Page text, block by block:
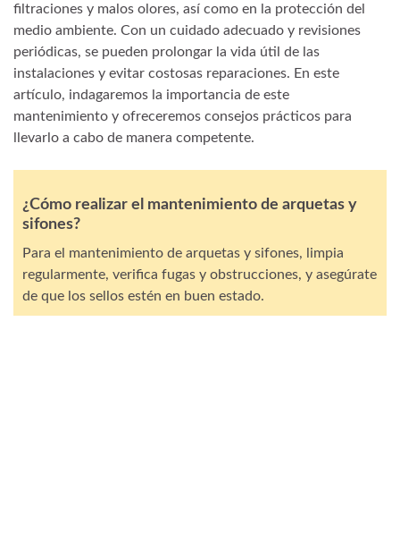
filtraciones y malos olores, así como en la protección del
medio ambiente. Con un cuidado adecuado y revisiones
periódicas, se pueden prolongar la vida útil de las
instalaciones y evitar costosas reparaciones. En este
artículo, indagaremos la importancia de este
mantenimiento y ofreceremos consejos prácticos para
llevarlo a cabo de manera competente.
¿Cómo realizar el mantenimiento de arquetas y
sifones?
Para el mantenimiento de arquetas y sifones, limpia
regularmente, verifica fugas y obstrucciones, y asegúrate
de que los sellos estén en buen estado.